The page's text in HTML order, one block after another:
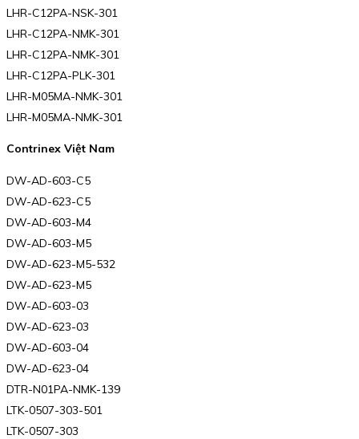
LHR-C12PA-NSK-301
LHR-C12PA-NMK-301
LHR-C12PA-NMK-301
LHR-C12PA-PLK-301
LHR-M05MA-NMK-301
LHR-M05MA-NMK-301
Contrinex Việt Nam
DW-AD-603-C5
DW-AD-623-C5
DW-AD-603-M4
DW-AD-603-M5
DW-AD-623-M5-532
DW-AD-623-M5
DW-AD-603-03
DW-AD-623-03
DW-AD-603-04
DW-AD-623-04
DTR-N01PA-NMK-139
LTK-0507-303-501
LTK-0507-303